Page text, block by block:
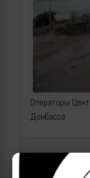
Операторы
Донбассе